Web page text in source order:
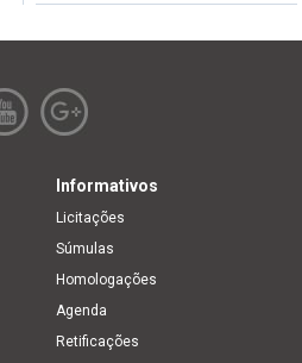
Informativos
Licitações
Súmulas
Homologações
Agenda
Retificações